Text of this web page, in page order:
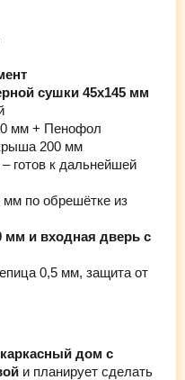
сушки 45х145 мм
мм + Пенофол
200 мм
– готов к дальнейшей
по обрешётке из
мм и входная дверь с
0,5 мм, защита от
дом с
и планирует сделать